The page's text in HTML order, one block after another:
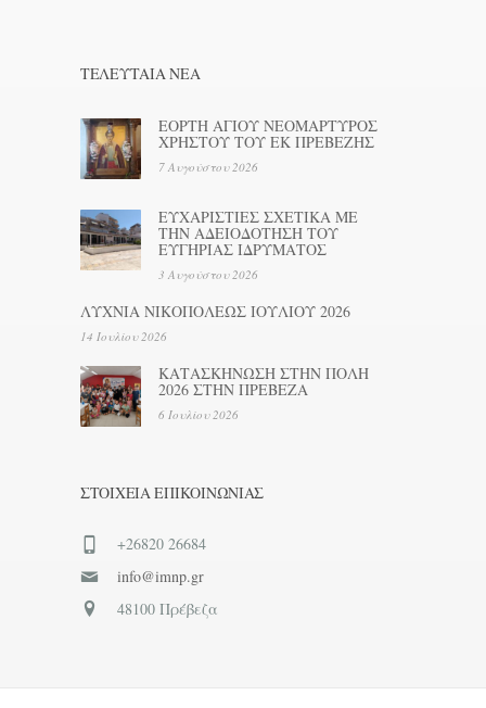
ΤΕΛΕΥΤΑΊΑ ΝΕΑ
ΕΟΡΤΗ ΑΓΙΟΥ ΝΕΟΜΑΡΤΥΡΟΣ
ΧΡΗΣΤΟΥ ΤΟΥ ΕΚ ΠΡΕΒΕΖΗΣ
7 Αυγούστου 2026
ΕΥΧΑΡΙΣΤΙΕΣ ΣΧΕΤΙΚΑ ΜΕ
ΤΗΝ ΑΔΕΙΟΔΟΤΗΣΗ ΤΟΥ
ΕΥΓΗΡΙΑΣ ΙΔΡΥΜΑΤΟΣ
3 Αυγούστου 2026
ΛΥΧΝΙΑ ΝΙΚΟΠΟΛΕΩΣ ΙΟΥΛΙΟΥ 2026
14 Ιουλίου 2026
ΚΑΤΑΣΚΗΝΩΣΗ ΣΤΗΝ ΠΟΛΗ
2026 ΣΤΗΝ ΠΡΕΒΕΖΑ
6 Ιουλίου 2026
ΣΤΟΙΧΕΊΑ ΕΠΙΚΟΙΝΩΝΊΑΣ
+26820 26684
info@imnp.gr
48100 Πρέβεζα